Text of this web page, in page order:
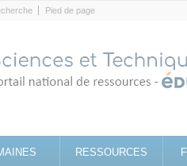
Pied de page
RESSOURCES